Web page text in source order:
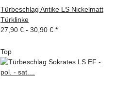
Türbeschlag Antike LS Nickelmatt
Türklinke
27,90 € - 30,90 € *
Top